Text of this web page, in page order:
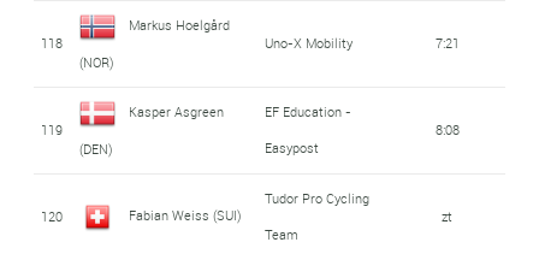
118
Markus Hoelgård
(NOR)
Uno-X Mobility 7:21
119
Kasper Asgreen
(DEN)
EF Education -
Easypost
8:08
120 Fabian Weiss (SUI)
Tudor Pro Cycling
Team
zt